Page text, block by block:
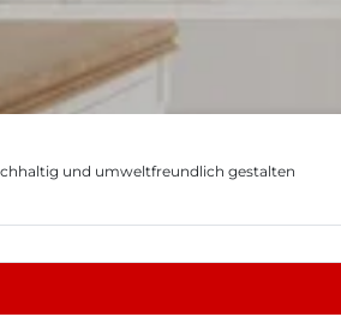
und umweltfreundlich gestalten